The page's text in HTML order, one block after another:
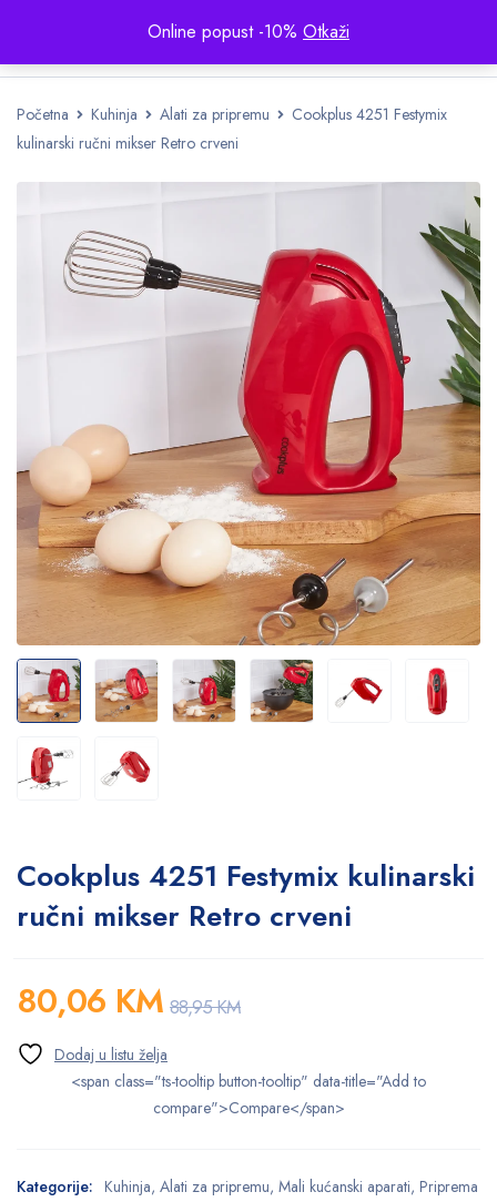
Online popust -10% Otkaži
Početna Kuhinja Alati za pripremu
Cookplus 4251 Festymix
kulinarski ručni mikser Retro crveni
Cookplus 4251 Festymix kulinarski
ručni mikser Retro crveni
88,95KM
80,06 KM
<span class="ts-tooltip button-tooltip" data-title="Add to
compare">Compare</span>
Kategorije: Kuhinja, Alati za pripremu, Mali kućanski aparati, Priprema